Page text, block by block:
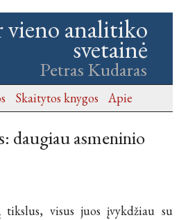
vieno analitiko
svetainė
Petras Kudaras
Skaitytos knygos Apie
daugiau asmeninio
visus juos įvykdžiau su